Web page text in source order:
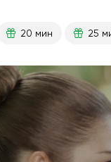
20 мин 25